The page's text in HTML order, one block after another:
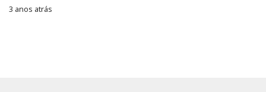
3 anos atrás